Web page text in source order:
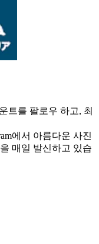
트를 팔로우 하고, 최
에서 아름다운 사진
매일 발신하고 있습